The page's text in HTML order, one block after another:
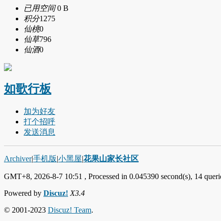
已用空间0 B
积分1275
仙桃0
仙草796
仙酒0
如歌行板
加为好友
打个招呼
发送消息
Archiver|手机版|小黑屋|花果山家长社区
GMT+8, 2026-8-7 10:51 , Processed in 0.045390 second(s), 14
Powered by Discuz! X3.4
© 2001-2023 Discuz! Team.